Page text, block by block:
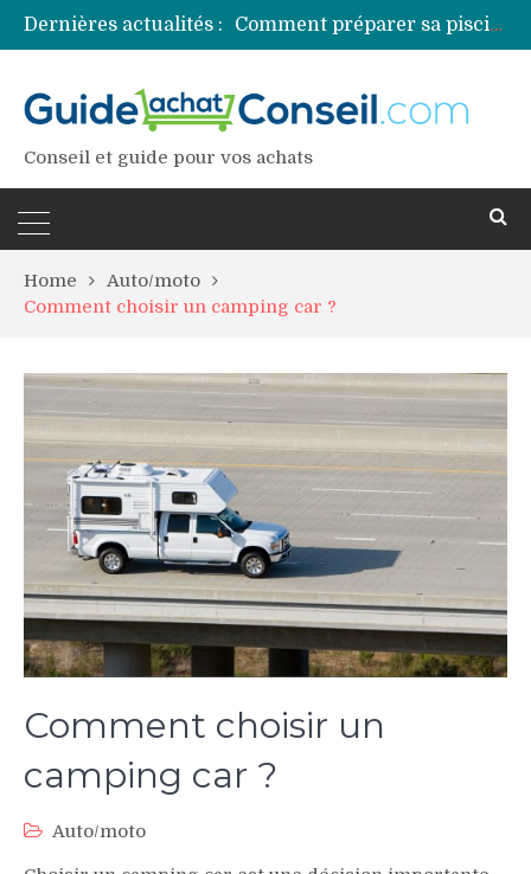
Dernières actualités :
Comment préparer sa piscine pour une période prolongée d’inutilisation ?
Découvrez les principales sources de magnésium
Conseil et guide pour vos achats
Home
Auto/moto
Comment choisir un camping car ?
Comment choisir un
camping car ?
Auto/moto